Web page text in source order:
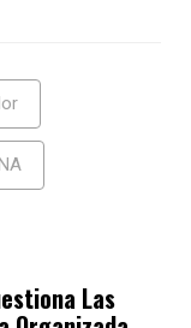
Las